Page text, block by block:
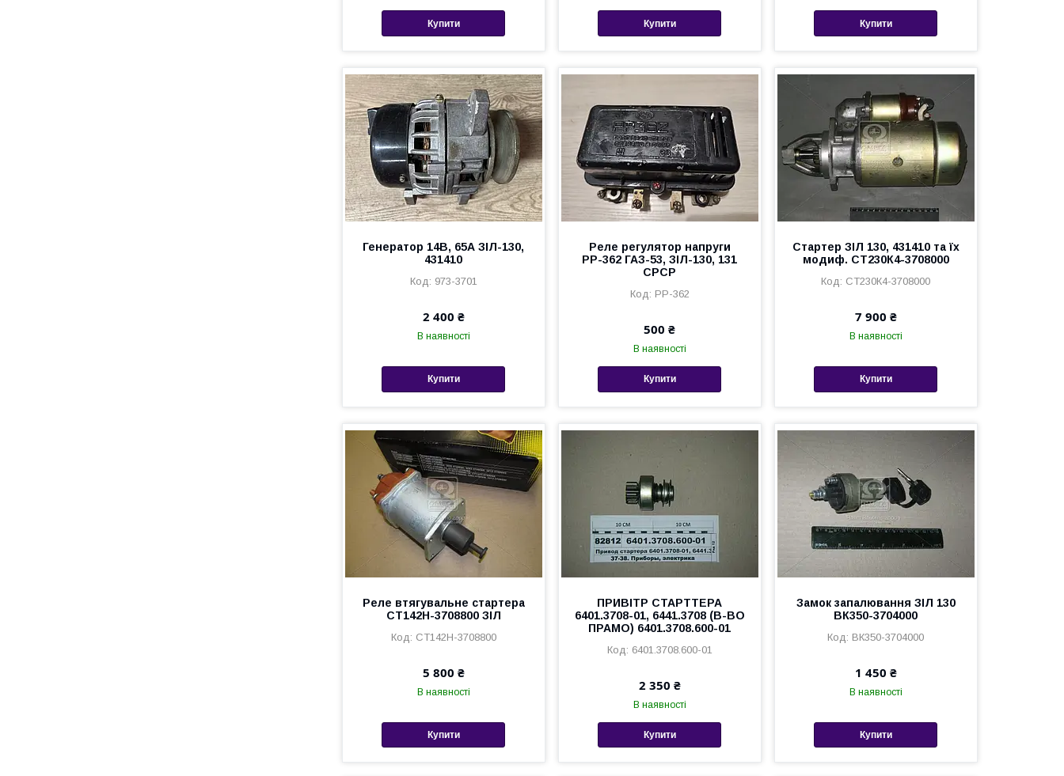
Купити Купити Купити
Генератор 14В, 65А ЗІЛ-130,
431410
973-3701
2 400 ₴
В наявності
Купити
Реле регулятор напруги
РР-362 ГАЗ-53, ЗІЛ-130, 131
СРСР
РР-362
500 ₴
В наявності
Купити
Стартер ЗІЛ 130, 431410 та їх
модиф. СТ230К4-3708000
СТ230К4-3708000
7 900 ₴
В наявності
Купити
Реле втягувальне стартера
СТ142Н-3708800 ЗІЛ
СТ142Н-3708800
5 800 ₴
В наявності
Купити
ПРИВІТР СТАРТТЕРА
6401.3708-01, 6441.3708 (В-ВО
ПРАМО) 6401.3708.600-01
6401.3708.600-01
2 350 ₴
В наявності
Купити
Замок запалювання ЗІЛ 130
ВК350-3704000
ВК350-3704000
1 450 ₴
В наявності
Купити